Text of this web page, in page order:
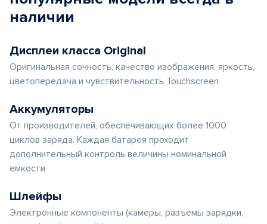
наличии
Дисплеи класса Original
Оригинальная сочность, качество изображения, яркость,
цветопередача и чувствительность Touchscreen
Аккумуляторы
От производителей, обеспечивающих более 1000
циклов заряда. Каждая батарея проходит
дополнительный контроль величины номинальной
емкости
Шлейфы
Электронные компоненты (камеры, разъемы зарядки,